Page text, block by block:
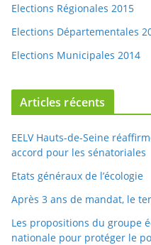
Elections Régionales 2015
Elections Départementales
Elections Municipales 2014
Articles récents
EELV Hauts-de-Seine
accord pour les sénatoriales
Etats généraux de l’écologie
Après 3 ans de mandat, le
Les propositions du groupe
nationale pour protéger le